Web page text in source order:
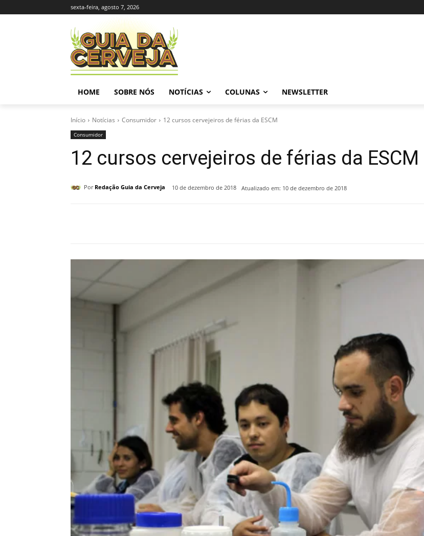
sexta-feira, agosto 7, 2026
HOME SOBRE NÓS NOTÍCIAS COLUNAS NEWSLETTER
Início Notícias Consumidor 12 cursos cervejeiros de férias da ESCM
Consumidor
12 cursos cervejeiros de férias da ESCM
Por Redação Guia da Cerveja 10 de dezembro de 2018 Atualizado em: 10 de dezembro de 2018